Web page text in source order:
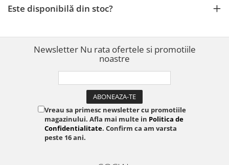
Este disponibilă din stoc?
Newsletter Nu rata ofertele si promotiile
noastre
Vreau sa primesc newsletter cu promotiile
magazinului. Afla mai multe in Politica de
Confidentialitate. Confirm ca am varsta
peste 16 ani.